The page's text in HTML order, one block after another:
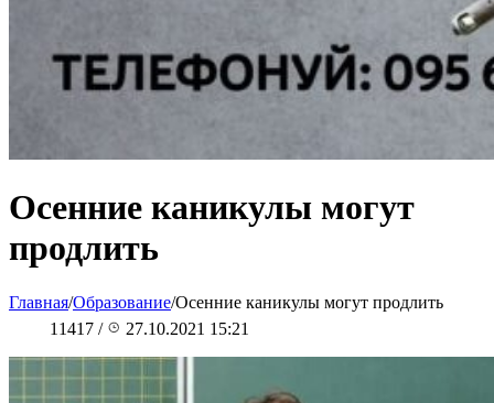
Осенние каникулы могут
продлить
Главная/Образование/Осенние каникулы могут продлить
11417 / 27.10.2021 15:21